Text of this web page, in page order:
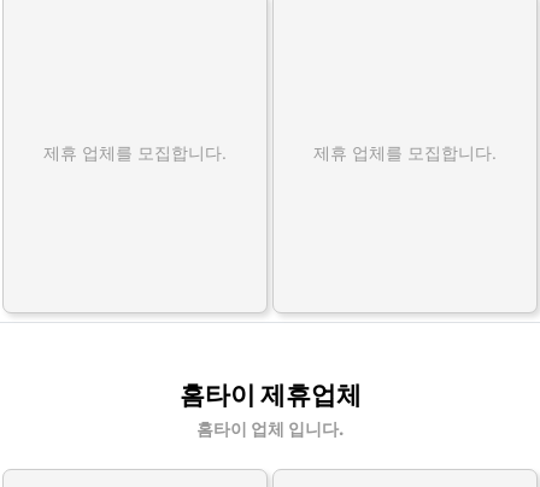
제휴 업체를 모집합니다. 제휴 업체를 모집합니다.
홈타이 제휴업체
홈타이 업체 입니다.